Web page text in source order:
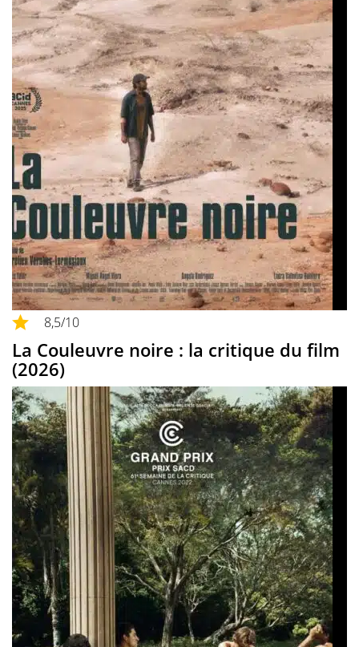
8,5/10
La Couleuvre noire : la critique du film
(2026)